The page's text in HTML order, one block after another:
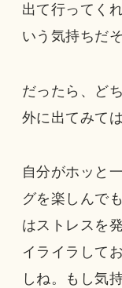
出て行ってく
いう気持ちだ
だったら、ど
外に出てみて
自分がホッと
グを楽しんで
はストレスを
イライラして
しね。もし気